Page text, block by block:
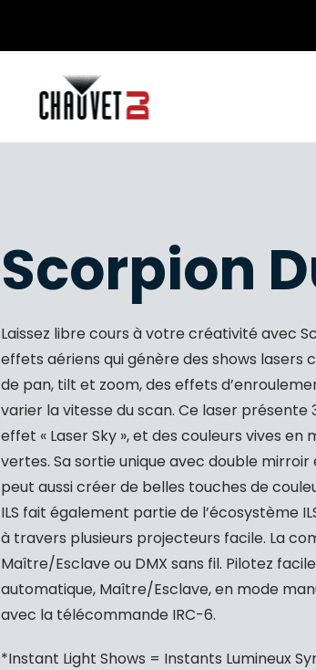
Scorpion
Laissez libre cours à votre créativité avec
effets aériens qui génère des shows lasers
de pan, tilt et zoom, des effets
varier la vitesse du scan. Ce laser
effet « Laser Sky », et des couleurs vives
vertes. Sa sortie unique avec double
peut aussi créer de belles touches de
ILS fait également partie de l’écosystème
à travers plusieurs projecteurs facile. La
Maître/Esclave ou DMX sans fil. Pilotez
automatique, Maître/Esclave, en mode
avec la télécommande IRC-6.
*Instant Light Shows = Instants Lumineux